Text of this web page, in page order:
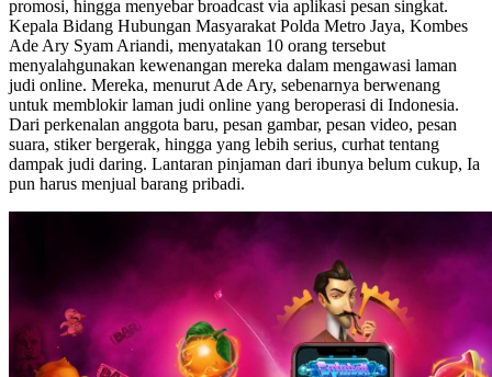
promosi, hingga menyebar broadcast via aplikasi pesan singkat.
Kepala Bidang Hubungan Masyarakat Polda Metro Jaya, Kombes
Ade Ary Syam Ariandi, menyatakan 10 orang tersebut
menyalahgunakan kewenangan mereka dalam mengawasi laman
judi online. Mereka, menurut Ade Ary, sebenarnya berwenang
untuk memblokir laman judi online yang beroperasi di Indonesia.
Dari perkenalan anggota baru, pesan gambar, pesan video, pesan
suara, stiker bergerak, hingga yang lebih serius, curhat tentang
dampak judi daring. Lantaran pinjaman dari ibunya belum cukup, Ia
pun harus menjual barang pribadi.